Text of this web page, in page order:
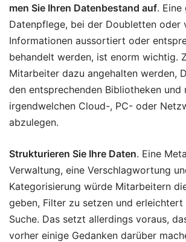
men Sie Ihren Datenbestand auf. Eine
Datenpflege, bei der Doubletten oder
Informationen aussortiert oder
behandelt werden, ist enorm wichtig.
Mitarbeiter dazu angehalten werden,
den entsprechenden Bibliotheken und
irgendwelchen Cloud-, PC- oder
abzulegen.
Strukturieren Sie Ihre Daten. Eine
Verwaltung, eine Verschlagwortung
Kategorisierung würde Mitarbeitern
geben, Filter zu setzen und
Suche. Das setzt allerdings voraus,
vorher einige Gedanken darüber